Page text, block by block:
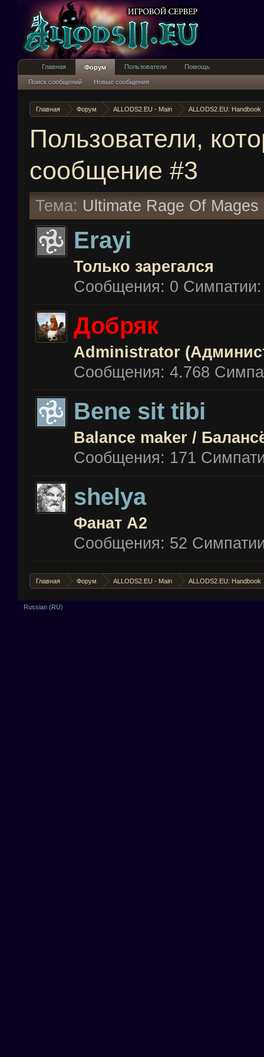
Главная Форум ALLODS2.EU - Main ALLODS2.EU: Handbook
Пользователи,
сообщение #3
Тема: Ultimate Rage Of
Erayi
Только зарегался
Сообщения: 0 Симпатии:
Добряк
Administrator
Сообщения: 4.768
Bene sit tibi
Balance maker /
Сообщения: 171
shelya
Фанат А2
Сообщения: 52
Главная Форум ALLODS2.EU - Main ALLODS2.EU: Handbook
Главная Форум
Поиск сообщений Новые сообщения
Пользователи Помощь
Russian (RU)